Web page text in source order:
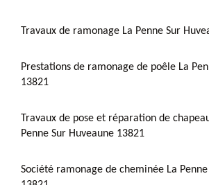
Travaux de ramonage La Penne Sur
Prestations de ramonage de poêle La
13821
Travaux de pose et réparation de
Penne Sur Huveaune 13821
Société ramonage de cheminée La